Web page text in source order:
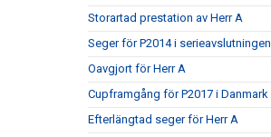
Storartad prestation av Herr A
Seger för P2014 i serieavslutningen
Oavgjort för Herr A
Cupframgång för P2017 i Danmark
Efterlängtad seger för Herr A